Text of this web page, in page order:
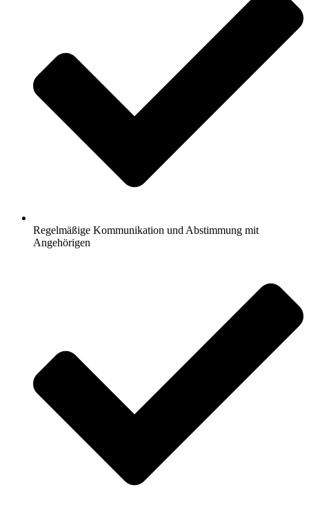
Regelmäßige Kommunikation und Abstimmung mit
Angehörigen